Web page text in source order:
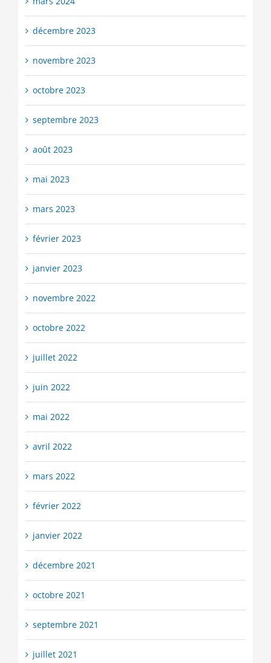
décembre 2023
novembre 2023
octobre 2023
septembre 2023
août 2023
mai 2023
mars 2023
février 2023
janvier 2023
novembre 2022
octobre 2022
juillet 2022
juin 2022
mai 2022
avril 2022
mars 2022
février 2022
janvier 2022
décembre 2021
octobre 2021
septembre 2021
juillet 2021